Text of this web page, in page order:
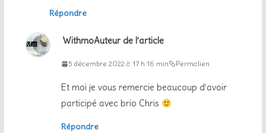
Répondre
WithmoAuteur de l’article
5 décembre 2022 à 17 h 16 min Permalien
Et moi je vous remercie beaucoup d’avoir
participé avec brio Chris
Répondre